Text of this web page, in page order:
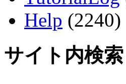
Help (2240)
サイト内検索